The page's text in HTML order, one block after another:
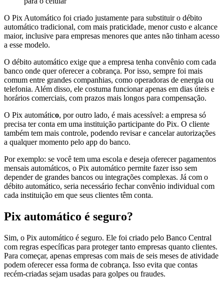
O Pix Automático foi criado justamente para substituir o débito
automático tradicional, com mais praticidade, menor custo e alcance
maior, inclusive para empresas menores que antes não tinham acesso
a esse modelo.
O débito automático exige que a empresa tenha convênio com cada
banco onde quer oferecer a cobrança. Por isso, sempre foi mais
comum entre grandes companhias, como operadoras de energia ou
telefonia. Além disso, ele costuma funcionar apenas em dias úteis e
horários comerciais, com prazos mais longos para compensação.
O Pix automático, por outro lado, é mais acessível: a empresa só
precisa ter conta em uma instituição participante do Pix. O cliente
também tem mais controle, podendo revisar e cancelar autorizações
a qualquer momento pelo app do banco.
Por exemplo: se você tem uma escola e deseja oferecer pagamentos
mensais automáticos, o Pix automático permite fazer isso sem
depender de grandes bancos ou integrações complexas. Já com o
débito automático, seria necessário fechar convênio individual com
cada instituição em que seus clientes têm conta.
Pix automático é seguro?
Sim, o Pix automático é seguro. Ele foi criado pelo Banco Central
com regras específicas para proteger tanto empresas quanto clientes.
Para começar, apenas empresas com mais de seis meses de atividade
podem oferecer essa forma de cobrança. Isso evita que contas
recém-criadas sejam usadas para golpes ou fraudes.